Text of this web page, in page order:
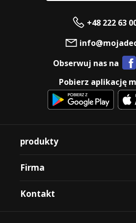
+48 222 63
Obserwuj nas na
Pobierz aplikację
produkty
Firma
Kontakt